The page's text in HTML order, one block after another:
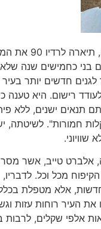
שרה, אם
בני כחמישים שנה שלא
לגנים חדשים יותר
רישום. היא טענה כי
תנאים ישנים, ללא
חמורות". לשיטתה,
אלברט טייב, אשר מסר
מכל וכל.
אלא מטפלת
את העיר רוחות עזות
אלפי שקלים, לרבות